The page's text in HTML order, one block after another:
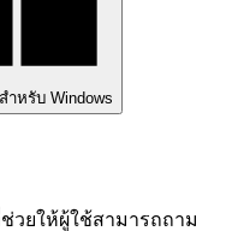
หรับ Windows
วยให้ผู้ใช้สามารถถาม